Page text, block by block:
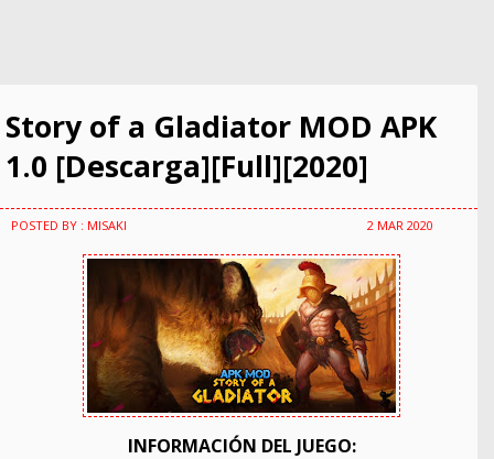
Story of a Gladiator MOD APK
1.0 [Descarga][Full][2020]
POSTED BY : MISAKI 2 MAR 2020
INFORMACIÓN DEL JUEGO: